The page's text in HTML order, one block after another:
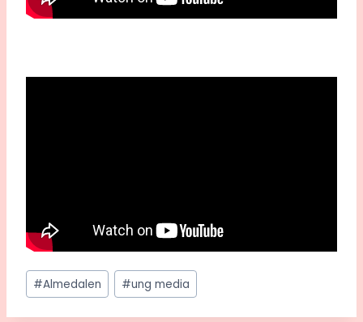
Post
Tags:
#Almedalen #ung media